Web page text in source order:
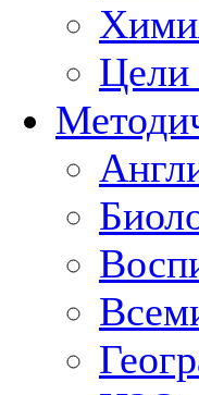
Цели